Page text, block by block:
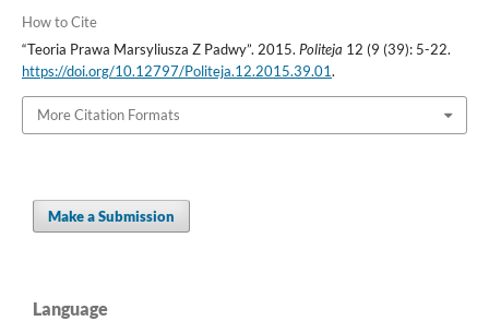
How to Cite
“Teoria Prawa Marsyliusza Z Padwy”. 2015. Politeja 12 (9 (39): 5-22.
https://doi.org/10.12797/Politeja.12.2015.39.01.
More Citation Formats
Make a Submission
Language